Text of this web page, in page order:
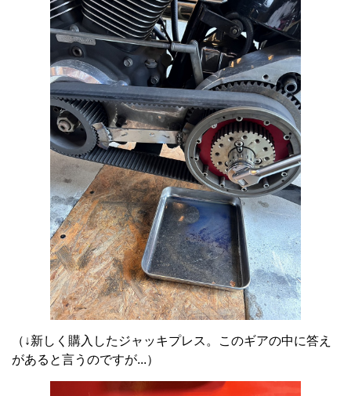
（↓新しく購入したジャッキプレス。このギアの中に答え
があると言うのですが...）